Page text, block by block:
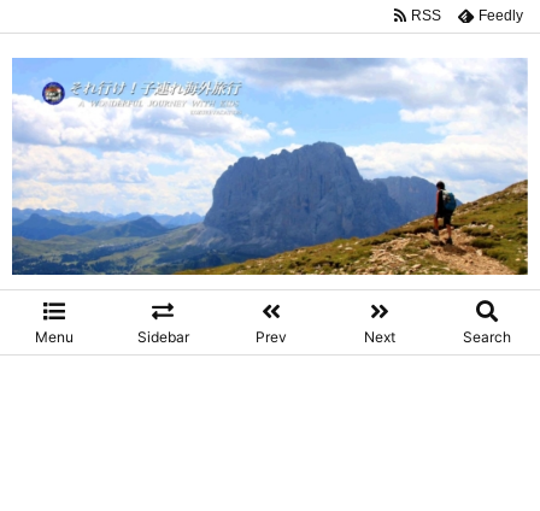
Menu Sidebar Prev Next Search
RSS Feedly